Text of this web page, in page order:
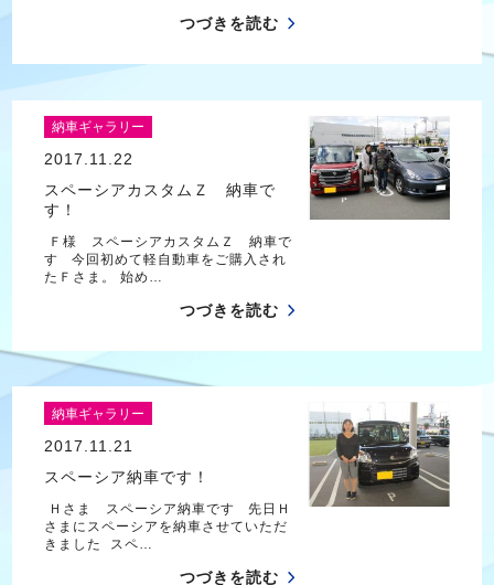
つづきを読む
納車ギャラリー
2017.11.22
スペーシアカスタムＺ 納車で
す！
Ｆ様 スペーシアカスタムＺ 納車で
す 今回初めて軽自動車をご購入され
たＦさま。 始め…
つづきを読む
納車ギャラリー
2017.11.21
スペーシア納車です！
Ｈさま スペーシア納車です 先日Ｈ
さまにスペーシアを納車させていただ
きました スペ…
つづきを読む